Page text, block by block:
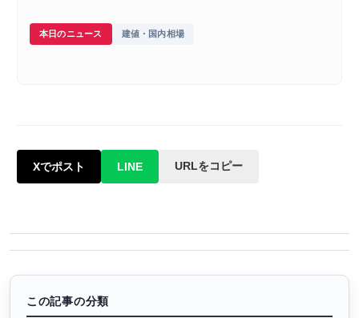
本日のニュース 建値・国内相場
Xでポスト LINE URLをコピー
この記事の分類